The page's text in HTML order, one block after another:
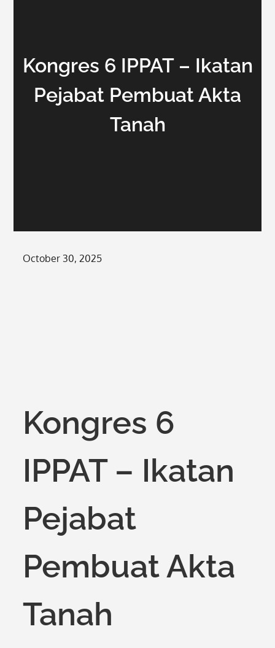
Kongres 6 IPPAT – Ikatan
Pejabat Pembuat Akta
Tanah
Posted
October 30, 2025
Kongres 6
IPPAT – Ikatan
Pejabat
Pembuat Akta
Tanah